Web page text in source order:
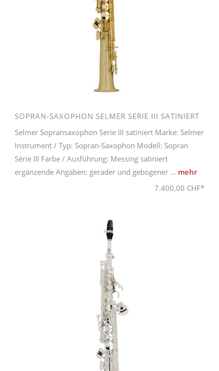
SOPRAN-SAXOPHON SELMER SERIE III SATINIERT
Selmer Sopransaxophon Serie III satiniert Marke: Selmer
Instrument / Typ: Sopran-Saxophon Modell: Sopran
Série III Farbe / Ausführung: Messing satiniert
ergänzende Angaben: gerader und gebogener ... mehr
7.400,00 CHF*